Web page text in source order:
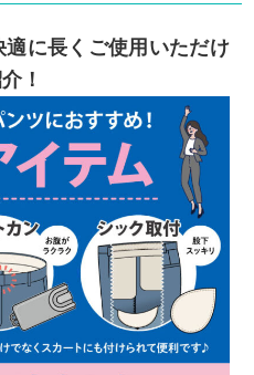
に長くご使用いただけ
！